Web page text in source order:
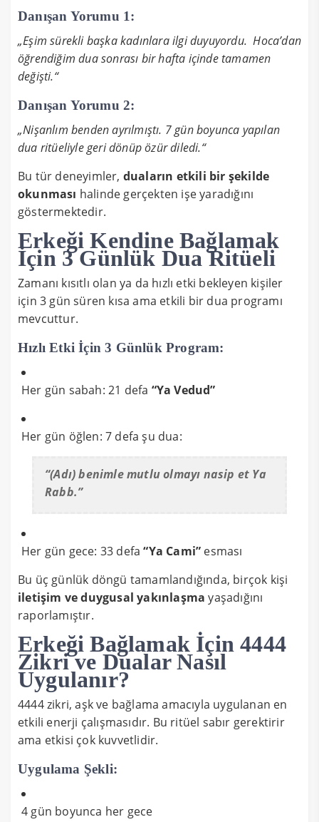
Danışan Yorumu 1:
„Eşim sürekli başka kadınlara ilgi duyuyordu. Hoca’dan
öğrendiğim dua sonrası bir hafta içinde tamamen
değişti.“
Danışan Yorumu 2:
„Nişanlım benden ayrılmıştı. 7 gün boyunca yapılan
dua ritüeliyle geri dönüp özür diledi.“
Bu tür deneyimler, duaların etkili bir şekilde
okunması halinde gerçekten işe yaradığını
göstermektedir.
Erkeği Kendine Bağlamak
İçin 3 Günlük Dua Ritüeli
Zamanı kısıtlı olan ya da hızlı etki bekleyen kişiler
için 3 gün süren kısa ama etkili bir dua programı
mevcuttur.
Hızlı Etki İçin 3 Günlük Program:
Her gün sabah: 21 defa “Ya Vedud”
Her gün öğlen: 7 defa şu dua:
“(Adı) benimle mutlu olmayı nasip et Ya
Rabb.”
Her gün gece: 33 defa“Ya Cami” esması
Bu üç günlük döngü tamamlandığında, birçok kişi
iletişim ve duygusal yakınlaşma yaşadığını
raporlamıştır.
Erkeği Bağlamak İçin 4444
Zikri ve Dualar Nasıl
Uygulanır?
4444 zikri, aşk ve bağlama amacıyla uygulanan en
etkili enerji çalışmasıdır. Bu ritüel sabır gerektirir
ama etkisi çok kuvvetlidir.
Uygulama Şekli:
4 gün boyunca her gece